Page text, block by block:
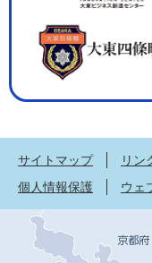
サイトマップ
リン
個人情報保護
ウェ